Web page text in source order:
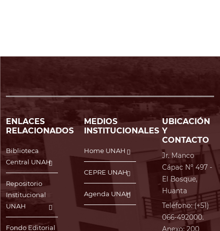
ENLACES
RELACIONADOS
Biblioteca
Central UNAH
Repositorio
Institucional
UNAH
Fondo Editorial
MEDIOS
INSTITUCIONALES
Home UNAH
CEPRE UNAH
Agenda UNAH
UBICACIÓN
Y
CONTACTO
Jr. Manco
Cápac N° 497 -
El Bosque,
Huanta
Teléfono: (+51)
066-492000.
Anexo: 200